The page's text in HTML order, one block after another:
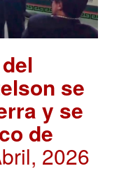
se
y se
de
2026